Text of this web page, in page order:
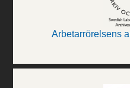
Arbetarrörelsens